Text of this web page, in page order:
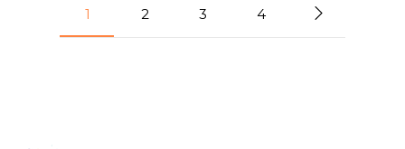
1 2 3 4